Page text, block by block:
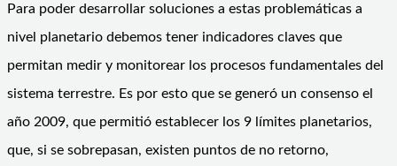
Para poder desarrollar soluciones a estas problemáticas a
nivel planetario debemos tener indicadores claves que
permitan medir y monitorear los procesos fundamentales del
sistema terrestre. Es por esto que se generó un consenso el
año 2009, que permitió establecer los 9 límites planetarios,
que, si se sobrepasan, existen puntos de no retorno,